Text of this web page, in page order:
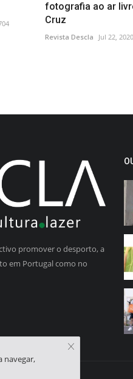
fotografia ao ar
Cruz
Revista Descla Jul 22, 2020
promover o desporto, a
em Portugal como no
navegar,